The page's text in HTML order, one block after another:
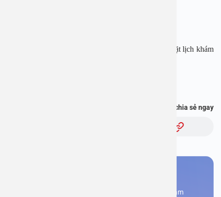
Tải APP Bệnh viện An Việt để “Tra cứu kết quả – Đặt lịch khám
Bạn thấy thông tin này hữu ích, chia sẻ ngay
Đăng kí ngay để được các chuyên gia tư vấn và khám